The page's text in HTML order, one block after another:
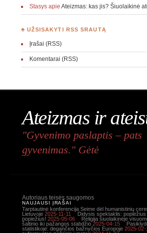
Stasysapie Ateizmas: kas jis? Šiuolaikinė
♣ UŽSISAKYTI RSS SRAUTĄ
Įrašai (RSS)
Komentarai (RSS)
Ateizmas ir
"Gyvenimo paslaptis – pats
gyvenimas." Gėtė
Autoriaus teisės saugomos
NAUJAUSI ĮRAŠAI
Tarptautinė konferencija Seime dėl humanistinių
Lietuvoje 2025-11-11
Didysis spektaklis:
popiežius! 2025-05-06
Religija šiuolaikinėje
šaltinio iki pažangos stabdžio 2025-04-15
statistikoje: degančios bažnyčios Europoje 2025-02-